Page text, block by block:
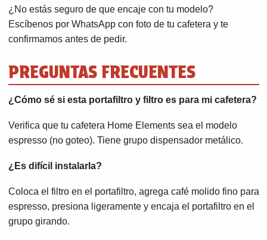
¿No estás seguro de que encaje con tu modelo?
Escíbenos por WhatsApp con foto de tu cafetera y te
confirmamos antes de pedir.
PREGUNTAS FRECUENTES
¿Cómo sé si esta portafiltro y filtro es para mi cafetera?
Verifica que tu cafetera Home Elements sea el modelo
espresso (no goteo). Tiene grupo dispensador metálico.
¿Es difícil instalarla?
Coloca el filtro en el portafiltro, agrega café molido fino para
espresso, presiona ligeramente y encaja el portafiltro en el
grupo girando.